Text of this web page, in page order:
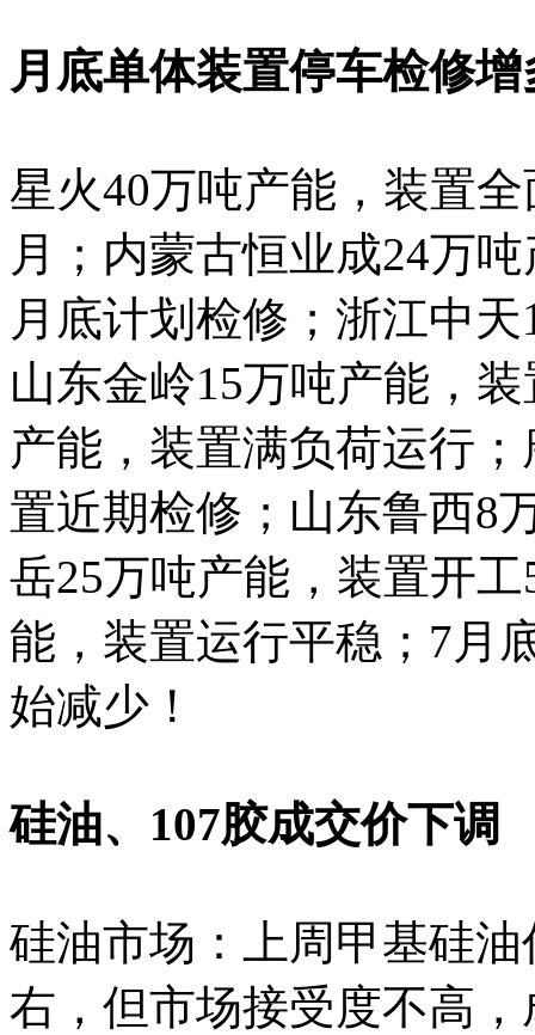
月底单体装置停车检修增
星火40万吨产能，装置
月；内蒙古恒业成24万
月底计划检修；浙江中
山东金岭15万吨产能，
产能，装置满负荷运行
置近期检修；山东鲁西8
岳25万吨产能，装置开
能，装置运行平稳；7月
始减少！
硅油、107胶成交价下调
硅油市场：上周甲基硅
右，但市场接受度不高